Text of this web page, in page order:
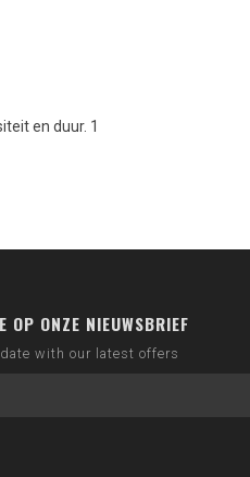
en duur. 1
OP ONZE NIEUWSBRIEF
with our latest offers